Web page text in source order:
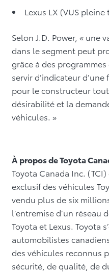
Lexus LX (VUS
Selon J.D. Power, « une
dans le segment peut
grâce à des
servir d’indicateur
pour le constructeur
désirabilité et la
véhicules. »
À propos de Toyota
Toyota Canada Inc.
exclusif des véhicules
vendu plus de six
l’entremise d’un réseau
Toyota et Lexus. Toyota
automobilistes
des véhicules reconnus
sécurité, de qualité, de